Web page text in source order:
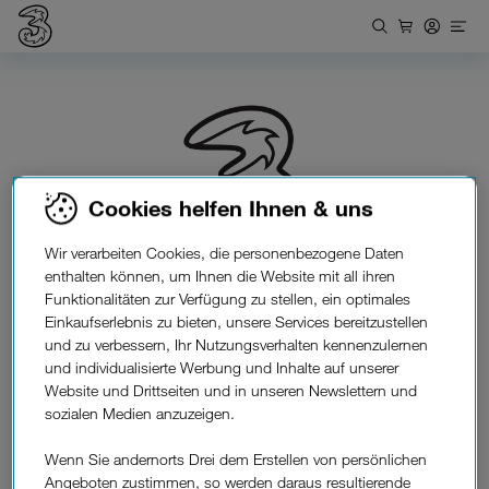
Rücksende-Etikett.
Hier können Sie ein Etikett zur Rücksendung Ihres
Routers erstellen:
Rücksendung anmelden
Cookies helfen Ihnen & uns
Wir verarbeiten Cookies, die personenbezogene Daten
enthalten können, um Ihnen die Website mit all ihren
Funktionalitäten zur Verfügung zu stellen, ein optimales
Einkaufserlebnis zu bieten, unsere Services bereitzustellen
und zu verbessern, Ihr Nutzungsverhalten kennenzulernen
und individualisierte Werbung und Inhalte auf unserer
Website und Drittseiten und in unseren Newslettern und
sozialen Medien anzuzeigen.
Wenn Sie andernorts Drei dem Erstellen von persönlichen
Angeboten zustimmen, so werden daraus resultierende